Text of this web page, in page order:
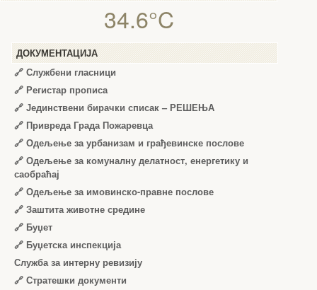
34.6°C
ДОКУМЕНТАЦИЈА
🔗 Службени гласници
🔗 Регистар прописа
🔗 Јединствени бирачки списак – РЕШЕЊА
🔗 Привреда Града Пожаревца
🔗 Одељење за урбанизам и грађевинске послове
🔗 Одељење за комуналну делатност, енергетику и
саобраћај
🔗 Одељење за имовинско-правне послове
🔗 Заштита животне средине
🔗 Буџет
🔗 Буџетска инспекција
Служба за интерну ревизију
🔗 Стратешки документи